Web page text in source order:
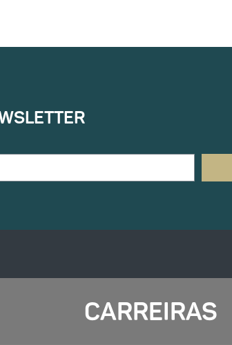
CARREIRAS